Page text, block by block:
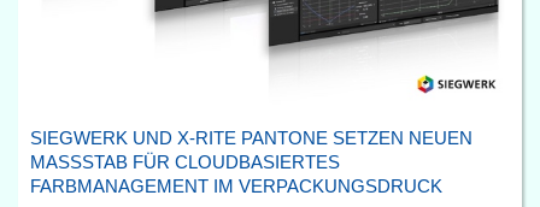
SIEGWERK UND X-RITE PANTONE SETZEN NEUEN
MASSSTAB FÜR CLOUDBASIERTES F
ARBMANAGEMENT IM VERPACKUNGSDRUCK